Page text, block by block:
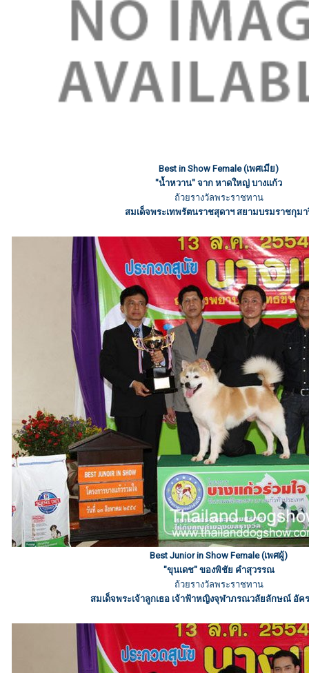
Best in Show Female (เพศเมีย)
"น้ำหวาน" จาก หาดใหญ่ บางแก้ว
ถ้วยรางวัลพระราชทาน
สมเด็จพระเทพรัตนราชสุดาฯ สยามบรมราชกุมา
Best Junior in Show Female (เพศผู้)
"ขุนเดช" ของพิชัย คำสุวรรณ
ถ้วยรางวัลพระราชทาน
สมเด็จพระเจ้าลูกเธอ เจ้าฟ้าหญิงจุฬาภรณวลัยลักษณ์ อัค